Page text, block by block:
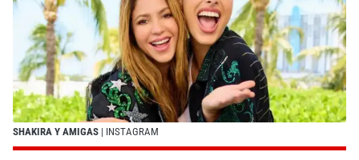
SHAKIRA Y AMIGAS | INSTAGRAM